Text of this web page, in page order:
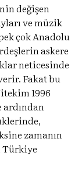
değişen
ve müzik
çok Anadolu
askere
neticesinde
Fakat bu
1996
ardından
zamanın
Türkiye